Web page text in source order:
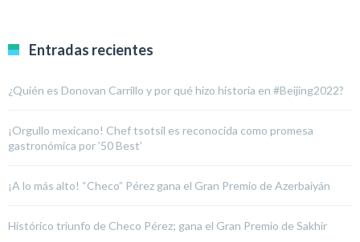
Entradas recientes
¿Quién es Donovan Carrillo y por qué hizo historia en #Beijing2022?
¡Orgullo mexicano! Chef tsotsil es reconocida como promesa
gastronómica por ’50 Best’
¡A lo más alto! “Checo” Pérez gana el Gran Premio de Azerbaiyán
Histórico triunfo de Checo Pérez; gana el Gran Premio de Sakhir